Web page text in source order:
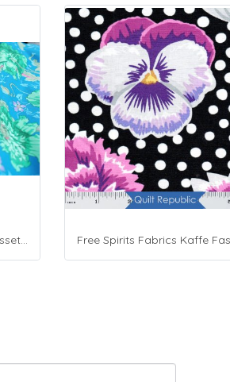
Free Spirits Fabrics Kaffe Fassette Collective Papaver Green